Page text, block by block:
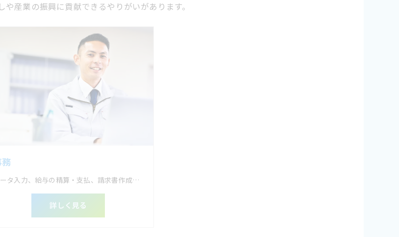
産業の振興に貢献できるやりがいがあります。
データ入力、給与の精算・支払、請求書作成、郵便物の対応など
詳しく見る